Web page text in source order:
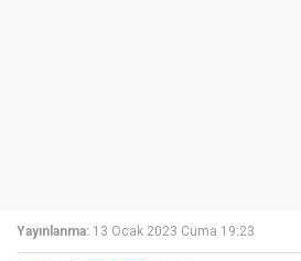
Yayınlanma: 13 Ocak 2023 Cuma 19:23